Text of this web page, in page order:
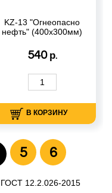
KZ-13 "Огнеопасно
нефть" (400х300мм)
540 р.
В КОРЗИНУ
5 6
ГОСТ 12.2.026-2015